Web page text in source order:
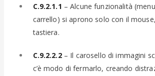
C.9.2.1.1 – Alcune funzionalità
carrello) si aprono solo con il
tastiera.
C.9.2.2.2– Il carosello di immagini
c’è modo di fermarlo, creando